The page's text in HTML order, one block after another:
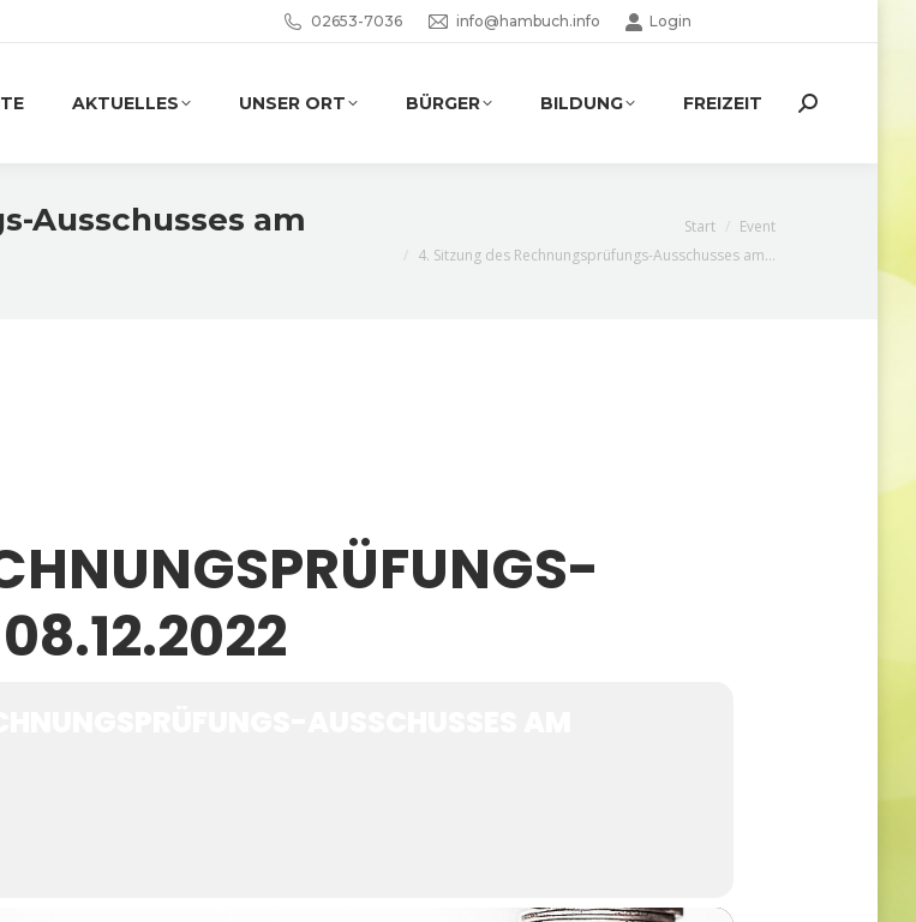
02653-7036 info@hambuch.info Login
AKTUELLES UNSER ORT BÜRGER BILDUNG FREIZEIT Search:
Ausschusses am
Start
Event
4. Sitzung des Rechnungsprüfungs-Ausschusses am…